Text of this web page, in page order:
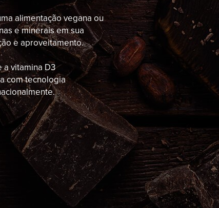
alimentação vegana ou
e minerais em sua
e aproveitamento.
a vitamina D3
com tecnologia